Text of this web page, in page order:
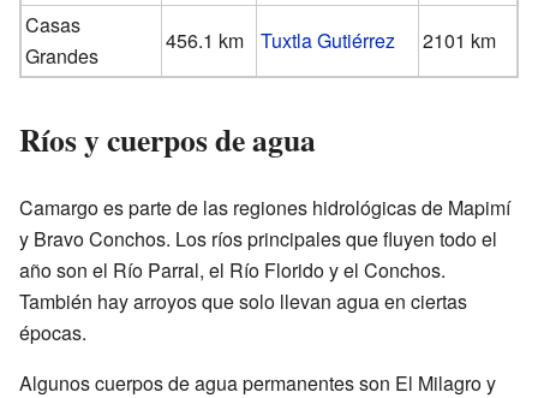
Casas
Grandes
456.1 km Tuxtla Gutiérrez 2101 km
Ríos y cuerpos de agua
Camargo es parte de las regiones hidrológicas de Mapimí
y Bravo Conchos. Los ríos principales que fluyen todo el
año son el Río Parral, el Río Florido y el Conchos.
También hay arroyos que solo llevan agua en ciertas
épocas.
Algunos cuerpos de agua permanentes son El Milagro y